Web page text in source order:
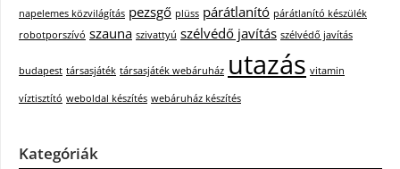
napelemes közvilágítás pezsgő plüss párátlanító párátlanító készülék
robotporszívó szauna szivattyú szélvédő javítás szélvédő javítás
budapest társasjáték társasjáték webáruház utazás vitamin
víztisztító weboldal készítés webáruház készítés
Kategóriák